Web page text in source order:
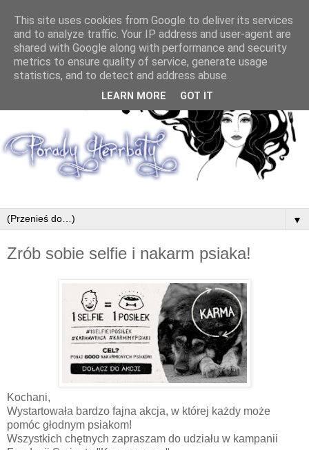
▼
Zrób sobie selfie i nakarm psiaka!
Kochani,
Wystartowała bardzo fajna akcja, w której każdy może
pomóc głodnym psiakom!
Wszystkich chętnych zapraszam do udziału w kampanii
This site uses cookies from Google to deliver its services
and to analyze traffic. Your IP address and user-agent are
shared with Google along with performance and security
metrics to ensure quality of service, generate usage
statistics, and to detect and address abuse.
LEARN MORE GOT IT